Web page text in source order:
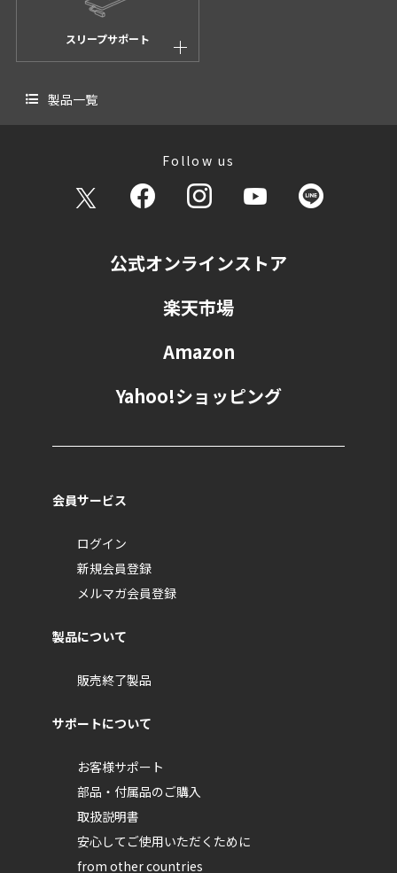
スリープサポート
製品一覧
Follow us
公式オンラインストア
楽天市場
Amazon
Yahoo!ショッピング
会員サービス
ログイン
新規会員登録
メルマガ会員登録
製品について
販売終了製品
サポートについて
お客様サポート
部品・付属品のご購入
取扱説明書
安心してご使用いただくために
from other countries